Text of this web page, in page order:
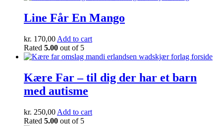
Line Får En Mango
kr. 170,00 Add to cart
Rated 5.00 out of 5
Kære Far – til dig der har et barn
med autisme
kr. 250,00 Add to cart
Rated 5.00 out of 5